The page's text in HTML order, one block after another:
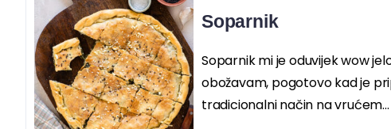
Soparnik
Soparnik mi je oduvijek wow
obožavam, pogotovo kad je
tradicionalni način na vrućem...